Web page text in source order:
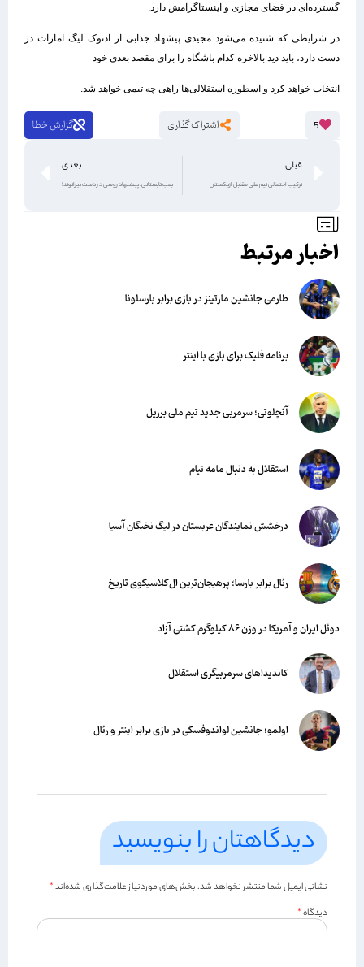
گسترده‌ای در فضای مجازی و اینستاگرامش دارد.
در شرایطی که شنیده می‌شود مجیدی پیشهاد جذابی از ادنوک لیگ امارات در
دست دارد، باید دید بالاخره کدام باشگاه را برای مقصد بعدی خود
انتخاب خواهد کرد و اسطوره استقلالی‌ها راهی چه تیمی خواهد شد.
5 اشتراک گذاری گزارش خطا
قبلی
ترکیب احتمالی تیم ملی مقابل ازبکستان
بعدی
بمب تابستانی: پیشنهاد روسی در دست بیرانوند!
اخبار مرتبط
طارمی جانشین مارتینز در بازی برابر بارسلونا
برنامه فلیک برای بازی با اینتر
آنچلوتی؛ سرمربی جدید تیم ملی برزیل
استقلال به دنبال مامه تیام
درخشش نمایندگان عربستان در لیگ نخبگان آسیا
رئال برابر بارسا؛ پرهیجان‌‌ترین ال‌کلاسیکوی تاریخ
دوئل ایران و آمریکا در وزن ۸۶ کیلوگرم کشتی آزاد
کاندیداهای سرمربیگری استقلال
اولمو؛ جانشین لواندوفسکی در بازی برابر اینتر و رئال
دیدگاهتان را بنویسید
نشانی ایمیل شما منتشر نخواهد شد.بخش‌های موردنیاز علامت‌گذاری شده‌اند*
دیدگاه*